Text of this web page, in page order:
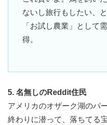
ないし旅行もしたい、
「お試し農業」として
得。
5. 名無しのReddit住民
アメリカのオザーク湖のパ
終わりに潜って、落ちてる